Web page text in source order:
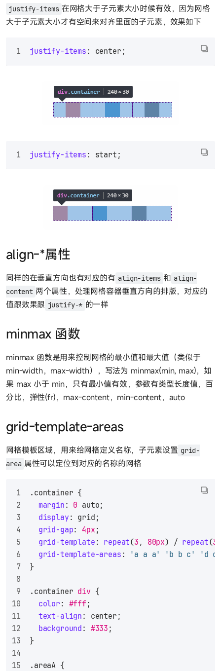
justify-items 在网格大于子元素大小时候有效，因为网格
大于子元素大小才有空间来对齐里面的子元素，效果如下
justify-items : center;
justify-items : start;
align-*属性
同样的在垂直方向也有对应的有 align-items 和 align-
content 两个属性，处理网格容器垂直方向的排版，对应的
值跟效果跟 justify-* 的一样
minmax 函数
minmax 函数是用来控制网格的最小值和最大值（类似于
min-width，max-width），写法为 minmax(min, max)，如
果 max 小于 min，只有最小值有效，参数有类型长度值，百
分比，弹性(fr)，max-content，min-content，auto
grid-template-areas
网格模板区域，用来给网格定义名称，子元素设置 grid-
area 属性可以定位到对应的名称的网格
.container {
margin : 0 auto;
display : grid;
grid-gap: 4px ;
grid-template : repeat(3 , 80px) / repeat(3
grid-template-areas : 'a a a' 'b b c'
'd d
}
.container div {
color : #fff ;
text-align : center;
background : #333 ;
}
.areaA {